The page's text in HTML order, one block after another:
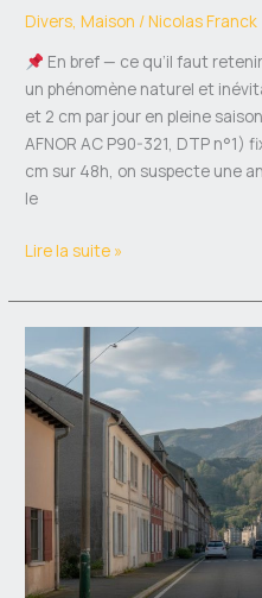
Divers ,Maison /Nicolas Franck
En bref — ce qu’il faut
un phénomène naturel et
et 2 cm par jour en pleine
AFNOR AC P90-321, DTP n°1)
cm sur 48h, on suspecte une
le
Lire la suite »
Quartiers
à
éviter
à
2026
la
carte